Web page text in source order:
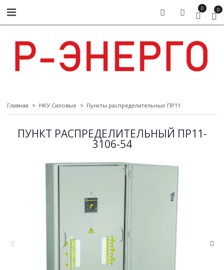
0 0
Главная НКУ Силовые Пункты распределительные ПР11
ПУНКТ РАСПРЕДЕЛИТЕЛЬНЫЙ ПР11-
3106-54